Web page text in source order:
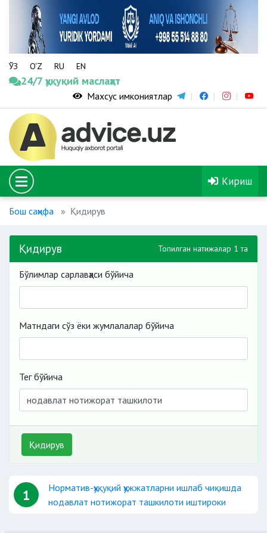
ЎЗ O‘Z RU EN
24/7 ҳуқуқий маслаҳат
Махсус имкониятлар
Кириш
Бош саҳифа Қидирув
Қидирув Топилган натижалар 1 та
Бўлимлар сарлавҳаси бўйича
Матндаги сўз ёки жумлалалар бўйича
Тег бўйича
Қидирув
1
Норматив-ҳуқуқий ҳужжатларни ишлаб чиқишда
нодавлат нотижорат ташкилоти иштироки